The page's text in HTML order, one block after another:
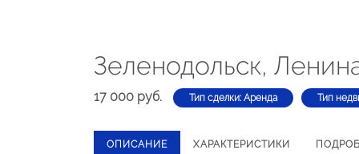
Зеленодольск,
17 000 руб. Тип сделки: Аренда Тип
ОПИСАНИЕ ХАРАКТЕРИСТИКИ